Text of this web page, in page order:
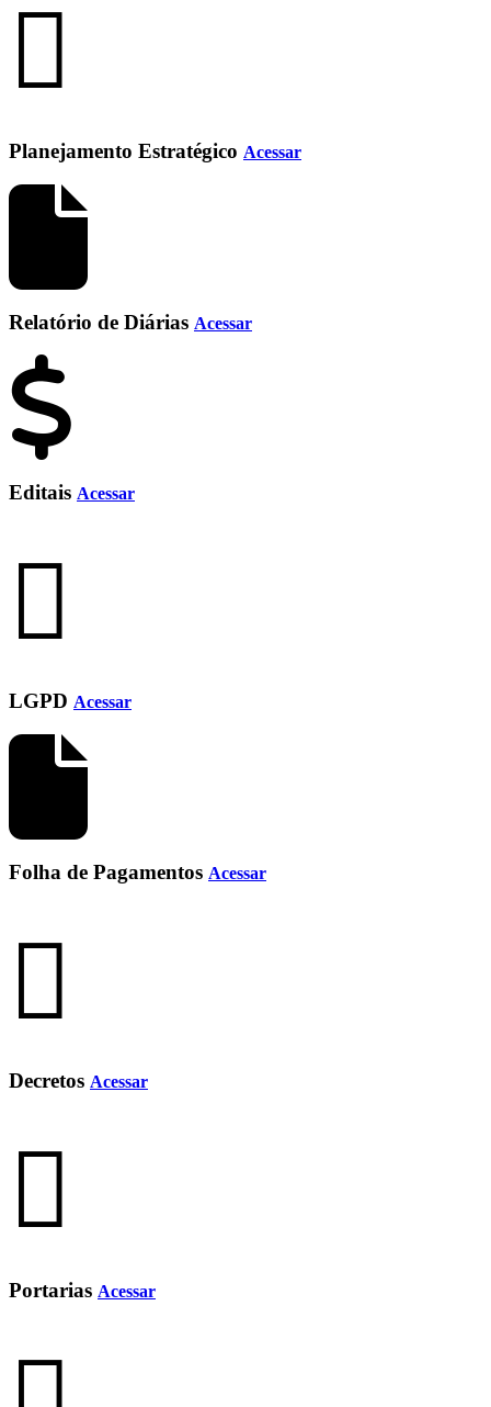
Planejamento Estratégico Acessar
Relatório de Diárias Acessar
Editais Acessar
LGPD Acessar
Folha de Pagamentos Acessar
Decretos Acessar
Portarias Acessar